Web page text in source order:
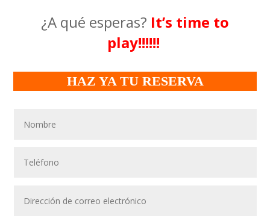
¿A qué esperas? It’s time to
play!!!!!!
HAZ YA TU RESERVA